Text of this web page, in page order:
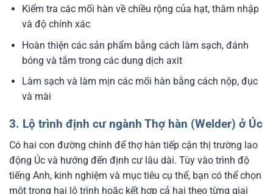
Kiểm tra các mối hàn về chiều rộng của hạt, thâm nhập
và độ chính xác
Hoàn thiện các sản phẩm bằng cách làm sạch, đánh
bóng và tắm trong các dung dịch axit
Làm sạch và làm mịn các mối hàn bằng cách nộp, đục
và mài
3. Lộ trình định cư ngành Thợ hàn (Welder) ở Úc
Có hai con đường chính để thợ hàn tiếp cận thị trường lao
động Úc và hướng đến định cư lâu dài. Tùy vào trình độ
tiếng Anh, kinh nghiệm và mục tiêu cụ thể, bạn có thể chọn
một trong hai lộ trình hoặc kết hợp cả hai theo từng giai